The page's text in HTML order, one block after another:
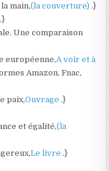
main,(la couverture) .}
.}
Une comparaison
européenne,A voir et à
Amazon, Fnac,
paix,Ouvrage .}
et égalité,(la
Le livre .}